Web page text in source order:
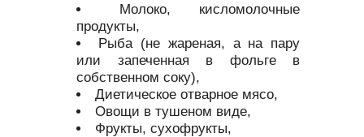
Молоко, кисломолочные
продукты,
Рыба (не жареная, а на пару
или запеченная в фольге в
собственном соку),
Диетическое отварное мясо,
Овощи в тушеном виде,
Фрукты, сухофрукты,